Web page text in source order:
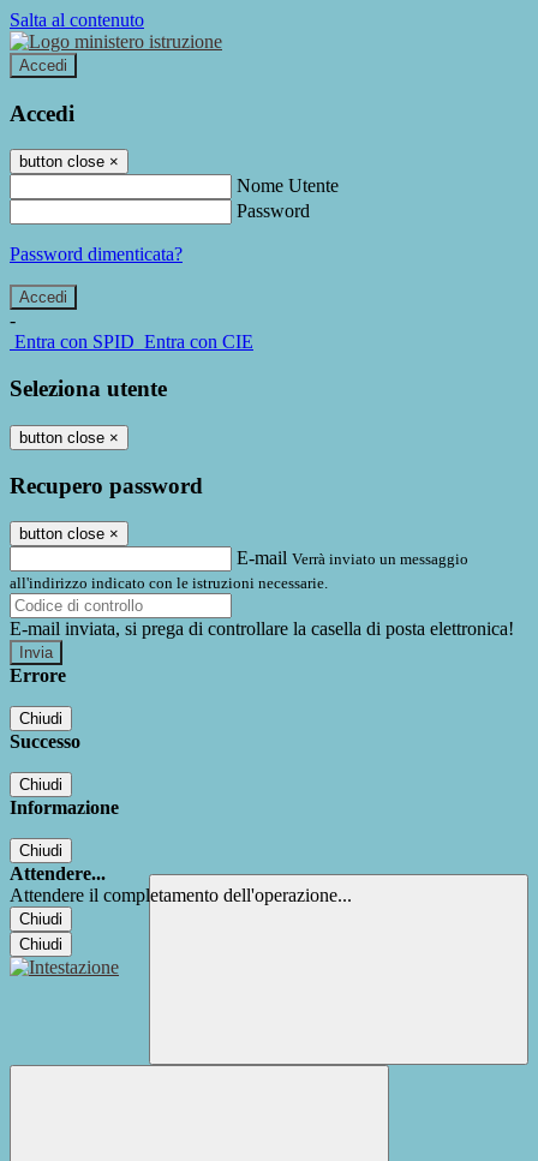
Salta al contenuto
Accedi
Accedi
button close ×
Nome Utente
Password
Password dimenticata?
-
Entra con SPID Entra con CIE
Seleziona utente
button close ×
Recupero password
button close ×
E-mail Verrà inviato un messaggio
all'indirizzo indicato con le istruzioni necessarie.
E-mail inviata, si prega di controllare la casella di posta elettronica!
Errore
Chiudi
Successo
Chiudi
Informazione
Chiudi
Attendere...
Attendere il completamento dell'operazione...
Chiudi
Chiudi